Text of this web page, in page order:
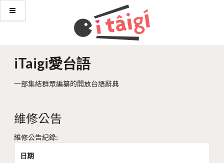
iTaigi愛台語
一部集結群眾編纂的開放台語辭典
維修公告
維修公告紀錄:
日期